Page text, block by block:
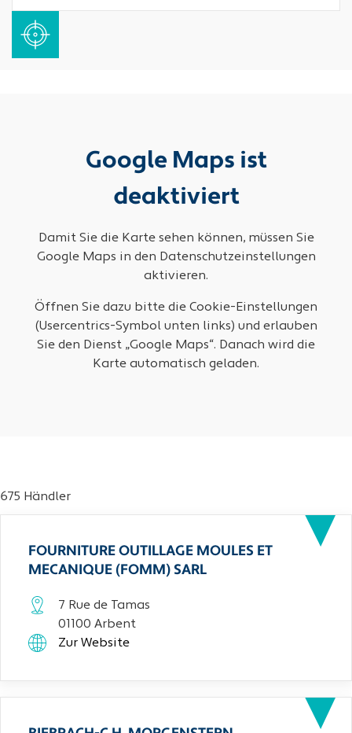
Google Maps ist
deaktiviert
Damit Sie die Karte sehen können, müssen Sie
Google Maps in den Datenschutzeinstellungen
aktivieren.
Öffnen Sie dazu bitte die Cookie-Einstellungen
(Usercentrics-Symbol unten links) und erlauben
Sie den Dienst „Google Maps“. Danach wird die
Karte automatisch geladen.
675 Händler
FOURNITURE OUTILLAGE MOULES ET
MECANIQUE (FOMM) SARL
7 Rue de Tamas
01100 Arbent
Zur Website